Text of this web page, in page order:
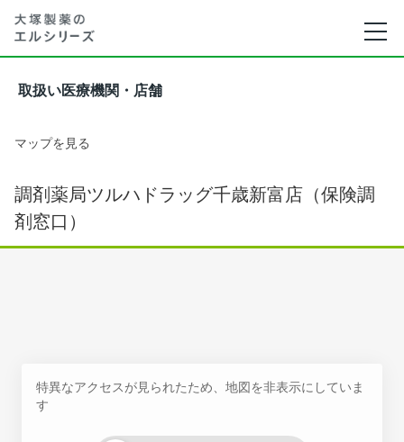
取扱い医療機関・店舗
マップを見る
調剤薬局ツルハドラッグ千歳新富店（保険調
剤窓口）
特異なアクセスが見られたため、地図を非表示にしていま
す